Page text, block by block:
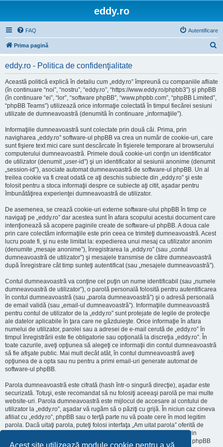
Acest site utilizează module cookie pentru a vă
eddy.ro
FAQ Autentificare
Prima pagină
eddy.ro - Politica de confidenţialitate
Această politică explică în detaliu cum „eddy.ro” împreună cu companiile afliate
(în continuare “noi”, “nostru”, “eddy.ro”, “https://www.eddy.ro/phpbb3”) şi phpBB
(în continuare “ei”, “lor”, “software phpBB”, “www.phpbb.com”, “phpBB Limited”,
“phpBB Teams”) utilizează orice informaţie colectată în timpul fiecărei sesiuni
utilizate de dumneavoastră (denumită în continuare „informaţiile”).
Informaţiile dumneavoastră sunt colectate prin două căi. Prima, prin
navigharea „eddy.ro” software-ul phpBB va crea un număr de cookie-uri, care
sunt fişiere text mici care sunt descărcate în fişierele temporare al browserului
computerului dumneavoastră. Primele două cookie-uri conţin un identificator
de utilizator (denumit „user-id”) şi un identificator al sesiunii anonime (denumit
„session-id”), asociate automat dumneavoastră de software-ul phpBB. Un al
treilea cookie va fi creat odată ce aţi deschis subiecte din „eddy.ro” şi este
folosit pentru a stoca informaţii despre ce subiecte aţi citit, aşadar pentru
îmbunătăţirea experienţei dumneavoastră de utilizator.
De asemenea, se crează cookie-uri externe software-ului phpBB în timp ce
navigaţi pe „eddy.ro” dar acestea sunt în afara scopului acestui document care
intenţionează să acopere paginile create de software-ul phpBB. A doua cale
prin care colectăm informaţiile este prin ceea ce trimiteţi dumneavoastră. Acest
lucru poate fi, şi nu este limitat la: expedierea unui mesaj ca utilizator anonim
(denumite „mesaje anonime”), înregistrarea la „eddy.ro” (sau „contul
dumneavoastră de utilizator”) şi mesajele transmise de către dumneavoastră
după înregistrare cât timp sunteţi autentificat (sau „mesajele dumneavoastră”).
Contul dumneavoastră va conţine cel puţin un nume identificabil (sau „numele
dumneavoastră de utilizator”), o parolă personală folosită pentru autentificarea
în contul dumneavoastră (sau „parola dumneavoastră”) şi o adresă personală
de email validă (sau „email-ul dumneavoastră”). Informaţiile dumneavoastră
pentru contul de utilizator de la „eddy.ro” sunt protejate de legile de protecţie
ale datelor aplicabile în ţara care ne găzduieşte. Orice informaţie în afara
numelui de utilizator, parolei sau a adresei de e-mail cerută de „eddy.ro” în
timpul înregistrării este fie obligatorie sau opţională la discreţia „eddy.ro”. În
toate cazurile, aveţi opţiunea să alegeţi ce informaţii din contul dumneavoastră
să fie afişate public. Mai mult decât atât, în contul dumneavoastră aveţi
opţiunea de a opta sau nu pentru a primi email-uri generate automat de
software-ul phpBB.
Parola dumneavoastră este cifrată (hash într-o singură direcţie), aşadar este
securizată. Totuşi, este recomandat să nu folosiţi aceeaşi parolă pe mai multe
website-uri. Parola dumneavoastră este mijlocul de accesare al contului de
utilizator la „eddy.ro”, aşadar vă rugăm să o păziţi cu grijă. În niciun caz cineva
afiliat cu „eddy.ro”, phpBB sau o terţă parte nu vă poate cere în mod legitim
parola. Dacă uitaţi parola, puteţi folosi interfaţa „Am uitat parola” oferită de
software-ul phpBB. Această procedură vă va genera o nouă parolă prin
transmiterea numelui de utilizator şi a adresei email, apoi software-ul phpBB